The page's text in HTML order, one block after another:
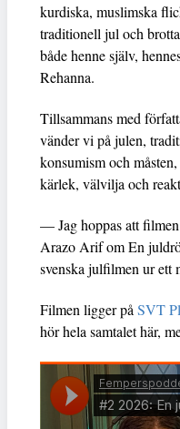
kurdiska, muslimska
traditionell jul och
både henne själv,
Rehanna.
Tillsammans med
vänder vi på julen,
konsumism och
kärlek, välvilja och
— Jag hoppas att
Arazo Arif om En
svenska julfilmen ur ett
Filmen ligger på SVT
hör hela samtalet här,